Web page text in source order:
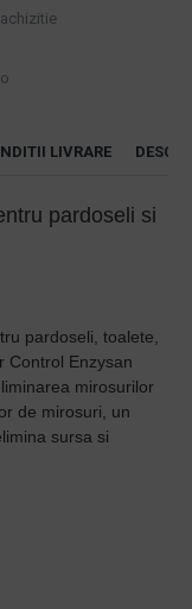
LIVRARE
pardoseli si
pardoseli, toalete,
Control Enzysan
mirosurilor
de mirosuri, un
sursa si